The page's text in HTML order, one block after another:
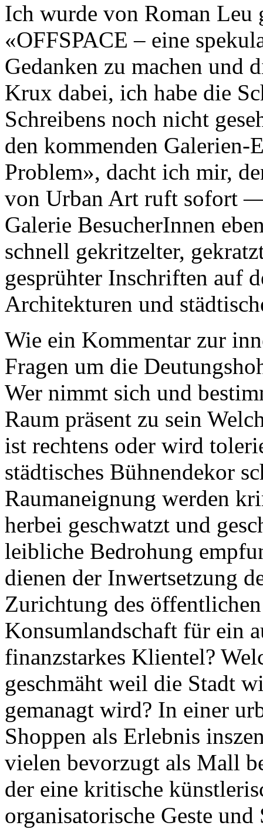
Ich wurde von Roman Leu
«OFFSPACE – eine
Gedanken zu machen und
Krux dabei, ich habe die
Schreibens noch nicht
den kommenden Galerien-
Problem», dacht ich mir,
von Urban Art ruft sofort
Galerie BesucherInnen
schnell gekritzelter,
gesprühter Inschriften auf
Architekturen und
Wie ein Kommentar zur
Fragen um die
Wer nimmt sich und
Raum präsent zu sein
ist rechtens oder wird
städtisches Bühnendekor
Raumaneignung werden
herbei geschwatzt und
leibliche Bedrohung
dienen der Inwertsetzung
Zurichtung des
Konsumlandschaft für ein
finanzstarkes Klientel?
geschmäht weil die Stadt
gemanagt wird? In einer
Shoppen als Erlebnis
vielen bevorzugt als Mall
der eine kritische
organisatorische Geste